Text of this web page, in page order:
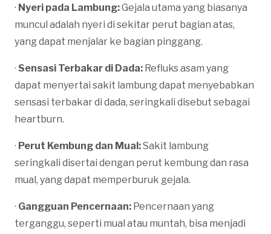
· Nyeri pada Lambung:Gejala utama yang biasanya
muncul adalah nyeri di sekitar perut bagian atas,
yang dapat menjalar ke bagian pinggang.
· Sensasi Terbakar di Dada: Refluks asam yang
dapat menyertai sakit lambung dapat menyebabkan
sensasi terbakar di dada, seringkali disebut sebagai
heartburn.
· Perut Kembung dan Mual:Sakit lambung
seringkali disertai dengan perut kembung dan rasa
mual, yang dapat memperburuk gejala.
· Gangguan Pencernaan: Pencernaan yang
terganggu, seperti mual atau muntah, bisa menjadi